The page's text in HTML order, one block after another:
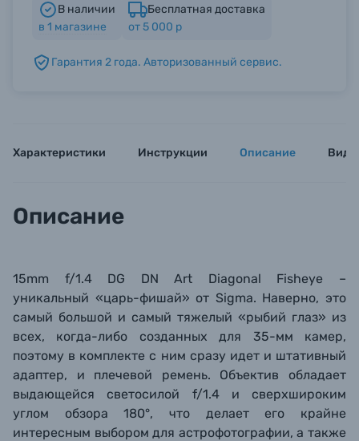
В наличии
в 1 магазине
Бесплатная доставка
от 5 000 р
Гарантия 2 года. Авторизованный сервис.
Характеристики Инструкции Описание
Описание
15mm f/1.4 DG DN Art Diagonal Fisheye –
уникальный «царь-фишай» от Sigma. Наверно, это
самый большой и самый тяжелый «рыбий глаз» из
всех, когда-либо созданныхдля 35-мм камер,
поэтому в комплекте с ним сразу идет и штативный
адаптер, и плечевой ремень. Объектив обладает
выдающейся светосилой f/1.4 и сверхшироким
углом обзора 180°, что делает его крайне
интересным выбором для астрофотографии, а также